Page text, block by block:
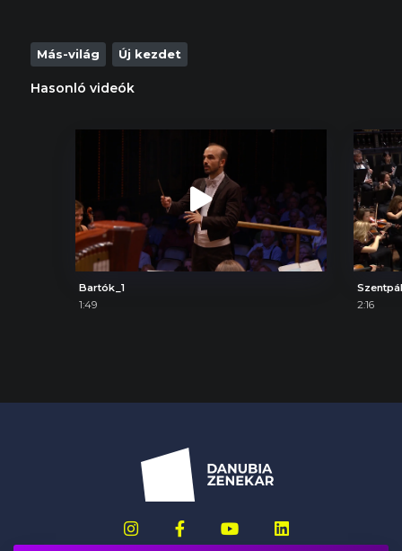
Más-világ Új kezdet
Hasonló videók
Bartók_1
1:49
2:16